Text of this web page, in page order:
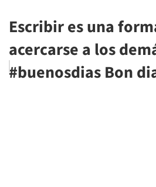
Escribir es una
acercarse a los
#buenosdias Bon